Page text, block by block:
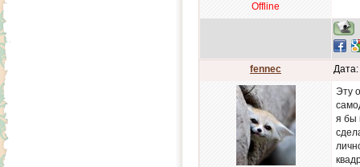
Offline
fennec
Эту
я бы